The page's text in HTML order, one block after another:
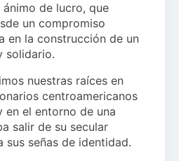
ánimo de lucro, que
un compromiso
en la construcción de un
solidario.
nuestras raíces en
centroamericanos
en el entorno de una
salir de su secular
señas de identidad.